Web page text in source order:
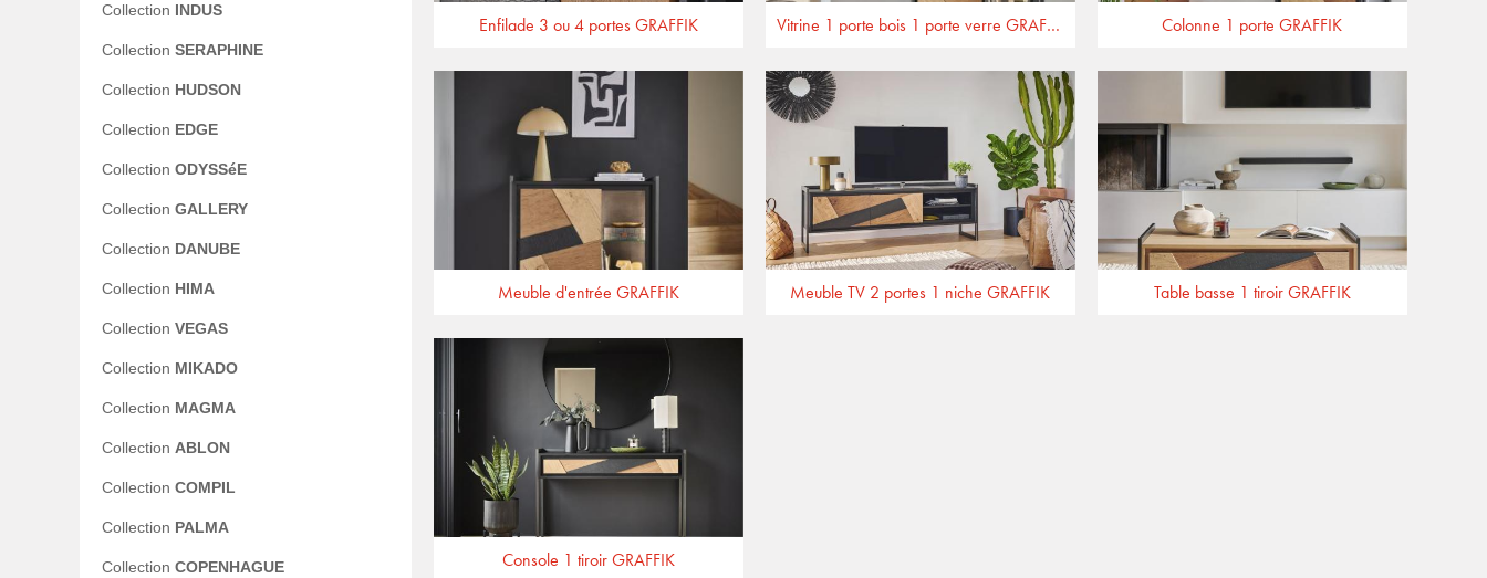
Collection INDUS
Collection SERAPHINE
Collection HUDSON
Collection EDGE
Collection ODYSSéE
Collection GALLERY
Collection DANUBE
Collection HIMA
Collection VEGAS
Collection MIKADO
Collection MAGMA
Collection ABLON
Collection COMPIL
Collection PALMA
Collection COPENHAGUE
Enfilade 3 ou 4 portes GRAFFIK Vitrine 1 porte bois 1 porte verre GRAFFIK Colonne 1 porte GRAFFIK
Meuble d'entrée GRAFFIK Meuble TV 2 portes 1 niche GRAFFIK Table basse 1 tiroir GRAFFIK
Console 1 tiroir GRAFFIK